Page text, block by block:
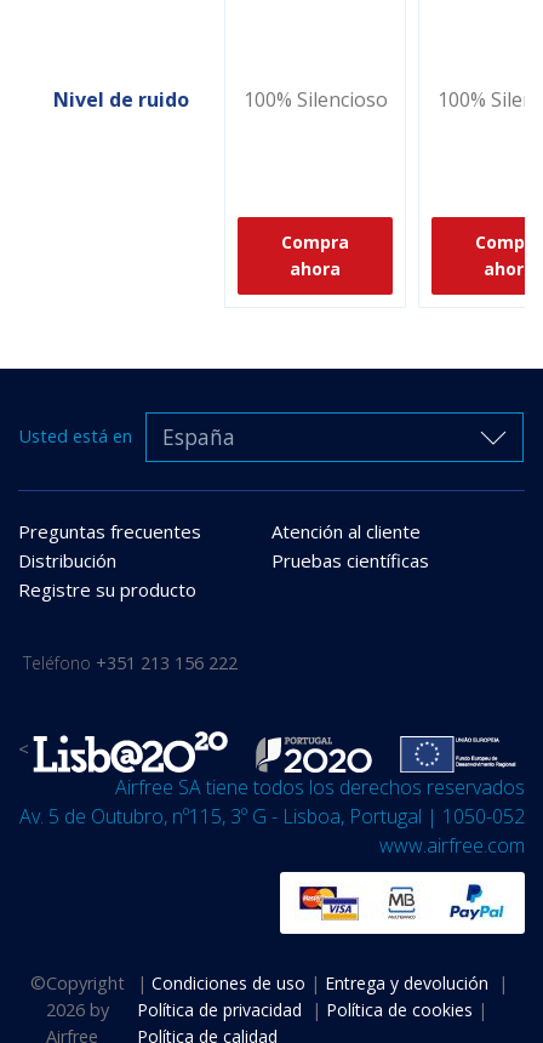
Nivel de ruido 100% Silencioso 100%
Compra
ahora
Compra
ahora
Usted está en España
Preguntas frecuentes
Atención al cliente
Distribución
Pruebas científicas
Registre su producto
Teléfono +351 213 156 222
<
Airfree SA tiene todos los derechos reservados
Av. 5 de Outubro, nº115, 3º G - Lisboa, Portugal | 1050-052
www.airfree.com
©Copyright
2026 by
Airfree
| Condiciones de uso | Entrega y devolución
|
Política de privacidad
| Política de cookies |
Política de calidad